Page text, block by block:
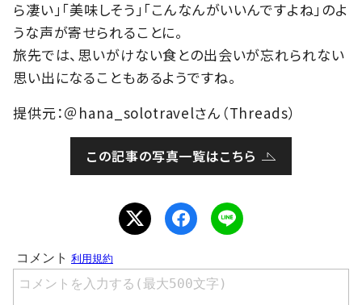
ら凄い」「美味しそう」「こんなんがいいんですよね」のよ
うな声が寄せられることに。
旅先では、思いがけない食との出会いが忘れられない
思い出になることもあるようですね。
提供元：＠hana_solotravelさん（Threads）
この記事の写真一覧はこちら